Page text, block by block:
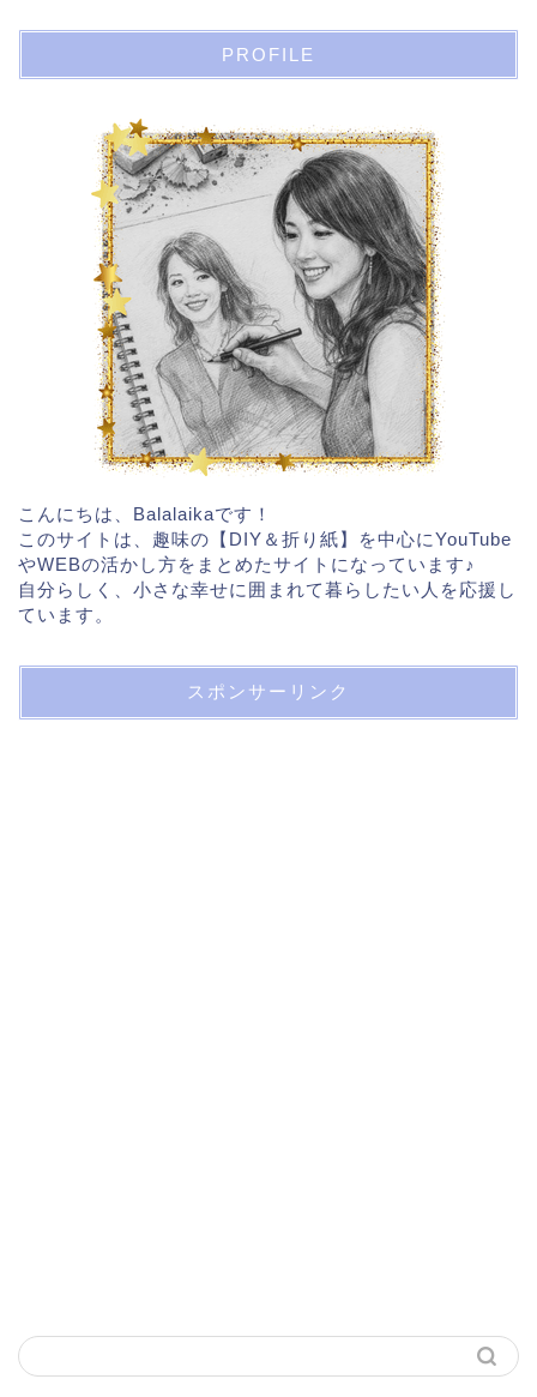
PROFILE
こんにちは、Balalaikaです！
このサイトは、趣味の【DIY＆折り紙】を中心にYouTube
やWEBの活かし方をまとめたサイトになっています♪
自分らしく、小さな幸せに囲まれて暮らしたい人を応援し
ています。
スポンサーリンク